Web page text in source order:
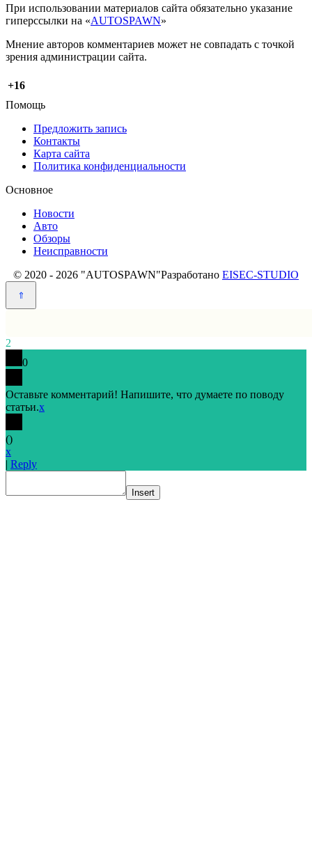
При использовании материалов сайта обязательно указание
гиперссылки на «AUTOSPAWN»
Мнение авторов комментариев может не совпадать с точкой
зрения администрации сайта.
+16
Помощь
Предложить запись
Контакты
Карта сайта
Политика конфиденциальности
Основное
Новости
Авто
Обзоры
Неисправности
© 2020 - 2026 "AUTOSPAWN"Разработано EISEC-STUDIO
2
0
Оставьте комментарий! Напишите, что думаете по поводу
статьи.x
()
x
| Reply
Insert